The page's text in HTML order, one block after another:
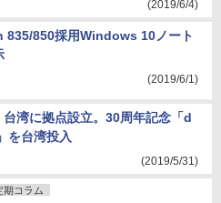
(2019/6/4)
850採用Windows 10ノート
(2019/6/1)
湾に拠点設立。30周年記念「d
を台湾投入
(2019/5/31)
期コラム